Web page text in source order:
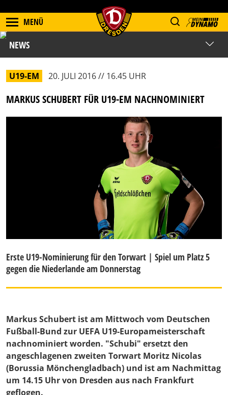
MENÜ
NEWS
U19-EM 20. JULI 2016 // 16.45 UHR
MARKUS SCHUBERT FÜR U19-EM NACHNOMINIERT
Erste U19-Nominierung für den Torwart | Spiel um Platz 5
gegen die Niederlande am Donnerstag
Markus Schubert ist am Mittwoch vom Deutschen
Fußball-Bund zur UEFA U19-Europameisterschaft
nachnominiert worden. "Schubi" ersetzt den
angeschlagenen zweiten Torwart Moritz Nicolas
(Borussia Mönchengladbach) und ist am Nachmittag
um 14.15 Uhr von Dresden aus nach Frankfurt
geflogen.